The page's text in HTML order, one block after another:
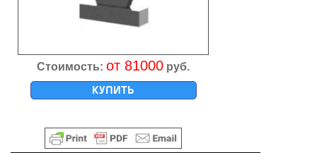
Стоимость: от 81000 руб.
КУПИТЬ